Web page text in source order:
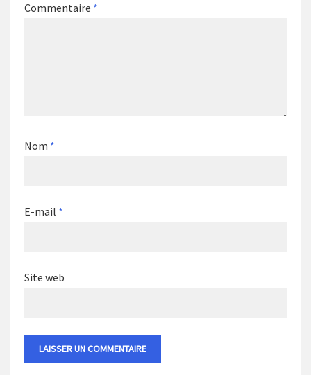
Commentaire *
Nom *
E-mail *
Site web